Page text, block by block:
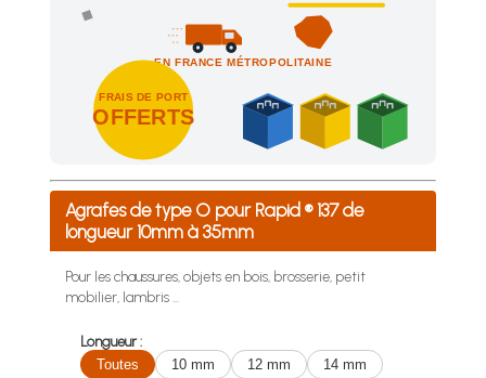
EN FRANCE MÉTROPOLITAINE
FRAIS DE PORT
OFFERTS
Achetez 4 sachets ou boîtes d'agrafes ou de pointes et
Agrafes de type O pour Rapid ® 137 de
longueur 10mm à 35mm
Pour les chaussures, objets en bois, brosserie, petit
mobilier, lambris …
Longueur :
Toutes
10 mm 12 mm
14 mm